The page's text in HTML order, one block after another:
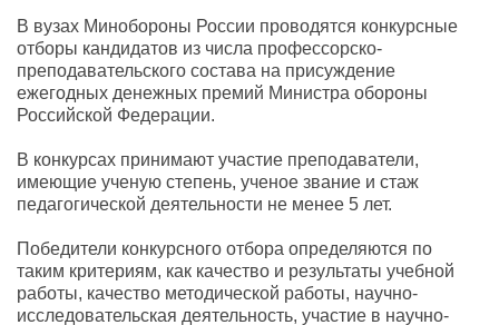
В вузах Минобороны России проводятся конкурсные
отборы кандидатов из числа профессорско-
преподавательского состава на присуждение
ежегодных денежных премий Министра обороны
Российской Федерации.
В конкурсах принимают участие преподаватели,
имеющие ученую степень, ученое звание и стаж
педагогической деятельности не менее 5 лет.
Победители конкурсного отбора определяются по
таким критериям, как качество и результаты учебной
работы, качество методической работы, научно-
исследовательская деятельность, участие в научно-